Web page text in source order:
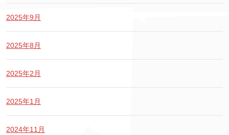
2025年9月
2025年8月
2025年2月
2025年1月
2024年11月